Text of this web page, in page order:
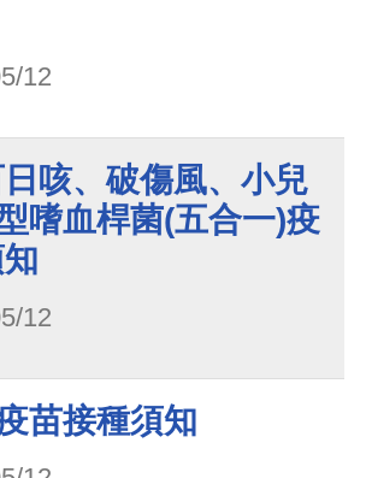
12
咳、破傷風、小兒
嗜血桿菌(五合一)疫
12
苗接種須知